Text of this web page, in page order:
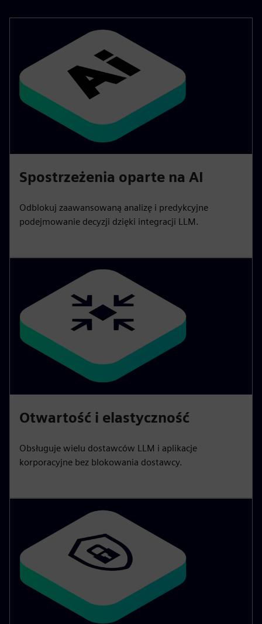
Spostrzeżenia oparte na AI
Odblokuj zaawansowaną analizę i predykcyjne
podejmowanie decyzji dzięki integracji LLM.
Otwartość i elastyczność
Obsługuje wielu dostawców LLM i aplikacje
korporacyjne bez blokowania dostawcy.